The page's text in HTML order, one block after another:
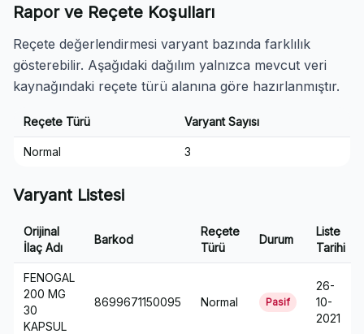
Rapor ve Reçete Koşulları
Reçete değerlendirmesi varyant bazında farklılık
gösterebilir. Aşağıdaki dağılım yalnızca mevcut veri
kaynağındaki reçete türü alanına göre hazırlanmıştır.
Reçete Türü Varyant Sayısı
Normal 3
Varyant Listesi
Orijinal
İlaç Adı
Barkod
Reçete
Türü
Durum
Liste
Tarihi
FENOGAL
200 MG
30
KAPSUL
8699671150095 Normal Pasif
26-
10-
2021